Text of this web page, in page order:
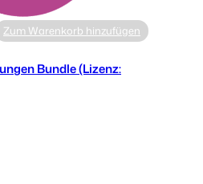
Zum Warenkorb hinzufügen
Bundle (Lizenz: